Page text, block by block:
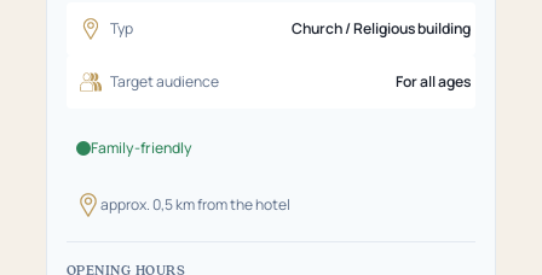
Typ Church / Religious building
Target audience For all ages
Family-friendly
approx. 0,5 km from the hotel
OPENING HOURS